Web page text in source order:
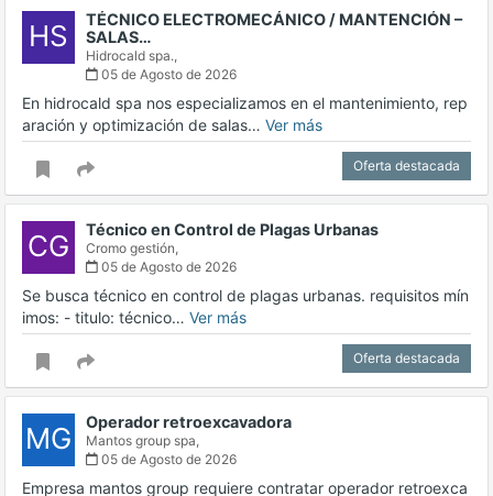
HS
TÉCNICO ELECTROMECÁNICO / MANTENCIÓN –
SALAS…
Hidrocald spa.,
05 de Agosto de 2026
En hidrocald spa nos especializamos en el mantenimiento, rep
aración y optimización de salas… Ver más
Oferta destacada
CG Técnico en Control de Plagas Urbanas
Cromo gestión,
05 de Agosto de 2026
Se busca técnico en control de plagas urbanas. requisitos mín
imos: - titulo: técnico… Ver más
Oferta destacada
MG Operador retroexcavadora
Mantos group spa,
05 de Agosto de 2026
Empresa mantos group requiere contratar operador retroexca